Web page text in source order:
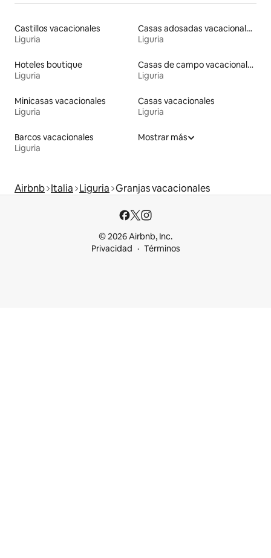
Castillos vacacionales
Liguria
Casas adosadas vacacionales
Liguria
Hoteles boutique
Liguria
Casas de campo vacacionales
Liguria
Minicasas vacacionales
Liguria
Casas vacacionales
Liguria
Barcos vacacionales
Liguria
Mostrar más
Airbnb Italia Liguria Granjas vacacionales
© 2026 Airbnb, Inc.
Privacidad
Términos